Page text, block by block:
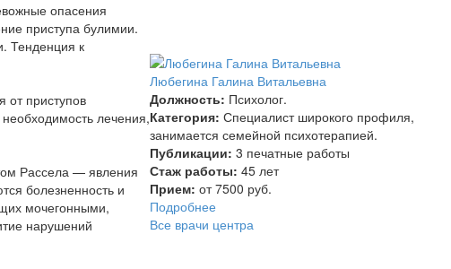
опасения
приступа булимии.
Тенденция к
от приступов
лечения,
Рассела — явления
болезненность и
мочегонными,
нарушений
Любегина Галина Витальевна
Должность: Психолог.
Категория: Специалист широкого профиля,
занимается семейной психотерапией.
Публикации: 3 печатные работы
Стаж работы: 45 лет
Прием: от 7500 руб.
Подробнее
Все врачи центра